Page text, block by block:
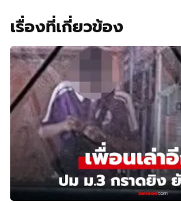
เรื่องที่เกี่ยวข้อง